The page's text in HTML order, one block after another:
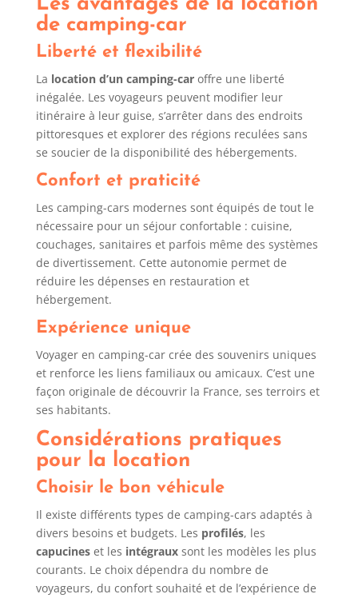
Les avantages de la location
de camping-car
Liberté et flexibilité
La location d’un camping-caroffre une liberté
inégalée. Les voyageurs peuvent modifier leur
itinéraire à leur guise, s’arrêter dans des endroits
pittoresques et explorer des régions reculées sans
se soucier de la disponibilité des hébergements.
Confort et praticité
Les camping-cars modernes sont équipés de tout le
nécessaire pour un séjour confortable : cuisine,
couchages, sanitaires et parfois même des systèmes
de divertissement. Cette autonomie permet de
réduire les dépenses en restauration et
hébergement.
Expérience unique
Voyager en camping-car crée des souvenirs uniques
et renforce les liens familiaux ou amicaux. C’est une
façon originale de découvrir la France, ses terroirs et
ses habitants.
Considérations pratiques
pour la location
Choisir le bon véhicule
Il existe différents types de camping-cars adaptés à
divers besoins et budgets. Les profilés, les
capucineset les intégrauxsont les modèles les plus
courants. Le choix dépendra du nombre de
voyageurs, du confort souhaité et de l’expérience de